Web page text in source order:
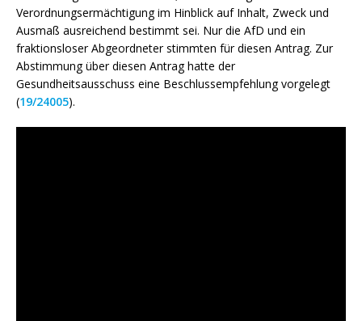
Verordnungsermächtigung im Hinblick auf Inhalt, Zweck und
Ausmaß ausreichend bestimmt sei. Nur die AfD und ein
fraktionsloser Abgeordneter stimmten für diesen Antrag. Zur
Abstimmung über diesen Antrag hatte der
Gesundheitsausschuss eine Beschlussempfehlung vorgelegt
(19/24005).